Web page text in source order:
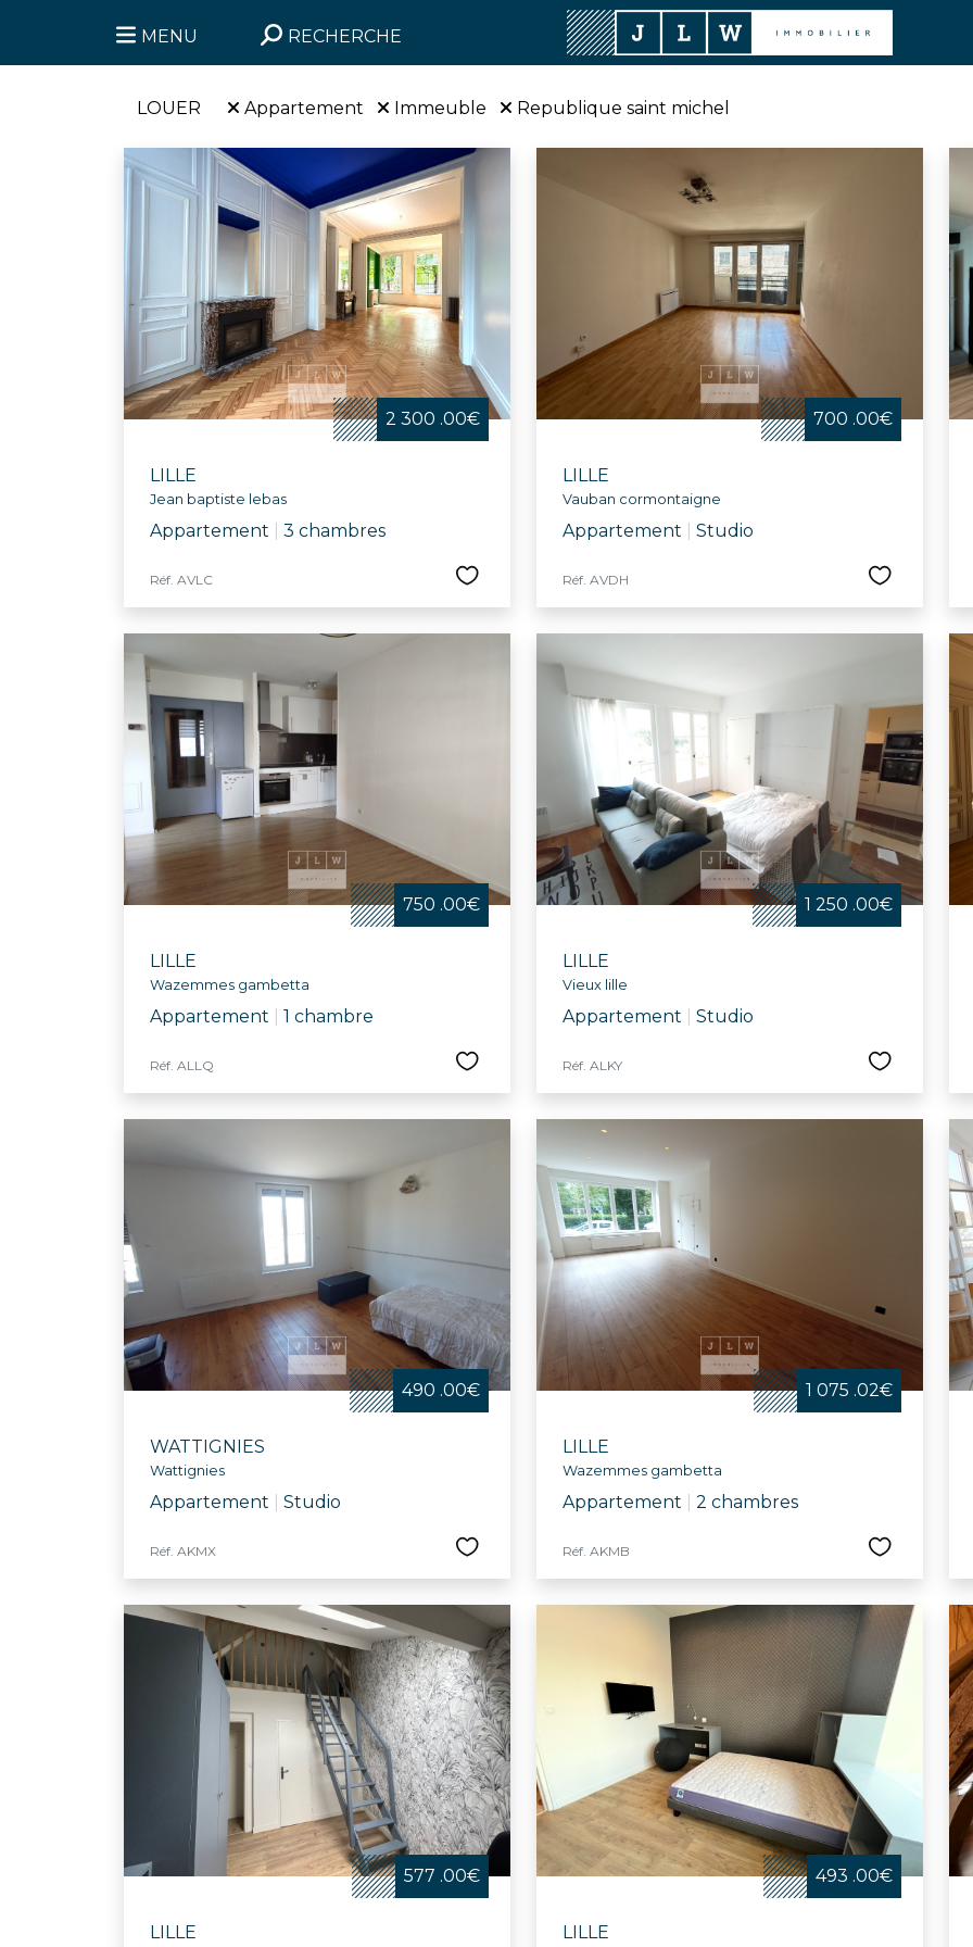
MENU RECHERCHE
LOUER Appartement Immeuble Republique saint michel
2 300 .00€
LILLE
Jean baptiste lebas
Appartement 3 chambres
Réf. AVLC
700 .00€
LILLE
Vauban cormontaigne
Appartement Studio
Réf. AVDH
750 .00€
LILLE
Wazemmes gambetta
Appartement 1 chambre
Réf. ALLQ
1 250 .00€
LILLE
Vieux lille
Appartement Studio
Réf. ALKY
490 .00€
WATTIGNIES
Wattignies
Appartement Studio
Réf. AKMX
1 075 .02€
LILLE
Wazemmes gambetta
Appartement 2 chambres
Réf. AKMB
577 .00€
LILLE
493 .00€
LILLE